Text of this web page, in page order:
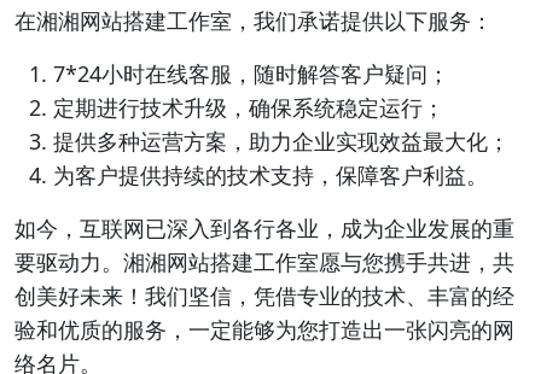
在湘湘网站搭建工作室，我们承诺提供以下服务：
7*24小时在线客服，随时解答客户疑问；
定期进行技术升级，确保系统稳定运行；
提供多种运营方案，助力企业实现效益最大化；
为客户提供持续的技术支持，保障客户利益。
如今，互联网已深入到各行各业，成为企业发展的重
要驱动力。湘湘网站搭建工作室愿与您携手共进，共
创美好未来！我们坚信，凭借专业的技术、丰富的经
验和优质的服务，一定能够为您打造出一张闪亮的网
络名片。